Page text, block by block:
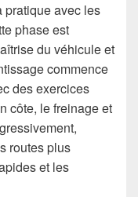
pratique avec les
phase est
du véhicule et
commence
des exercices
côte, le freinage et
routes plus
et les